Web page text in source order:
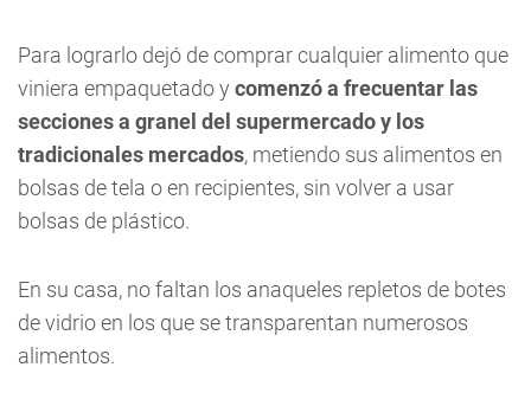
Para lograrlo dejó de comprar cualquier alimento que
viniera empaquetado y comenzó a frecuentar las
secciones a granel del supermercado y los
tradicionales mercados, metiendo sus alimentos en
bolsas de tela o en recipientes, sin volver a usar
bolsas de plástico.
En su casa, no faltan los anaqueles repletos de botes
de vidrio en los que se transparentan numerosos
alimentos.